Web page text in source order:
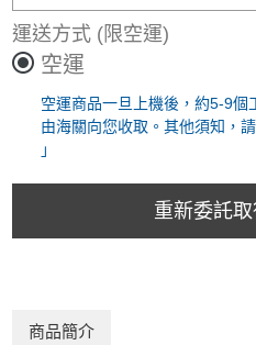
運送方式 (限空運)
空運
空運商品一旦上機後，約5-9個
由海關向您收取。其他須知，
」
重新委託
商品簡介